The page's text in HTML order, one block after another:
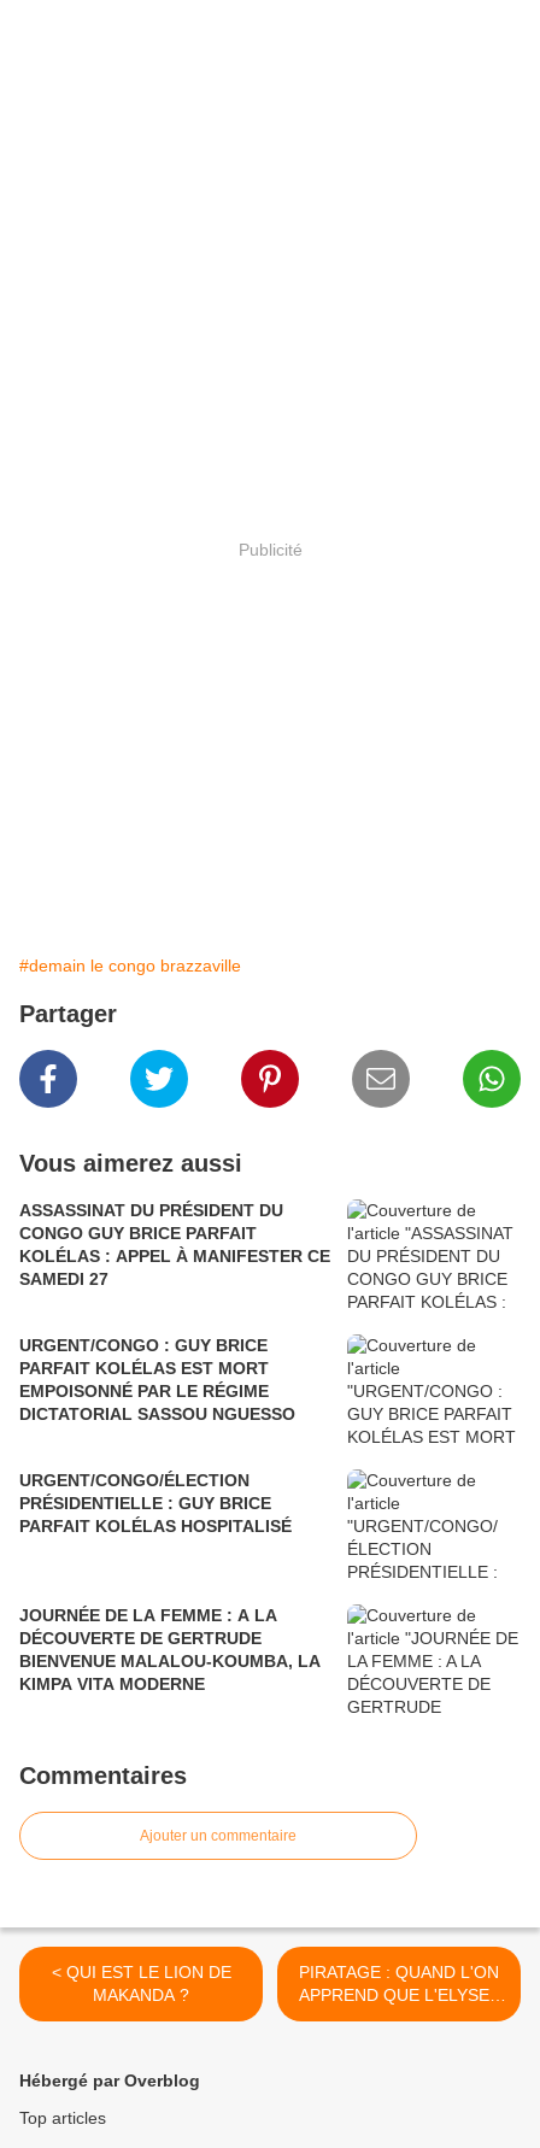
Publicité
#demain le congo brazzaville
Partager
Vous aimerez aussi
ASSASSINAT DU PRÉSIDENT DU
CONGO GUY BRICE PARFAIT
KOLÉLAS : APPEL À MANIFESTER CE
SAMEDI 27
URGENT/CONGO : GUY BRICE
PARFAIT KOLÉLAS EST MORT
EMPOISONNÉ PAR LE RÉGIME
DICTATORIAL SASSOU NGUESSO
URGENT/CONGO/ÉLECTION
PRÉSIDENTIELLE : GUY BRICE
PARFAIT KOLÉLAS HOSPITALISÉ
JOURNÉE DE LA FEMME : A LA
DÉCOUVERTE DE GERTRUDE
BIENVENUE MALALOU-KOUMBA, LA
KIMPA VITA MODERNE
Commentaires
Ajouter un commentaire
< QUI EST LE LION DE
MAKANDA ?
PIRATAGE : QUAND L'ON
APPREND QUE L'ELYSEE
FERAIT DU PIRATAGE
Hébergé par Overblog
Top articles